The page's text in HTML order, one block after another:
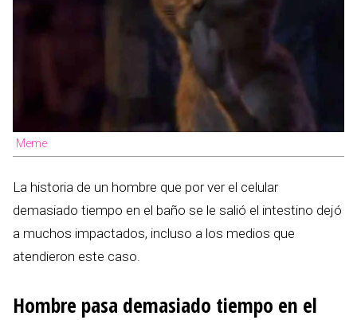
Meme
La historia de un hombre que por ver el celular
demasiado tiempo en el baño se le salió el intestino dejó
a muchos impactados, incluso a los medios que
atendieron este caso.
Hombre pasa demasiado tiempo en el